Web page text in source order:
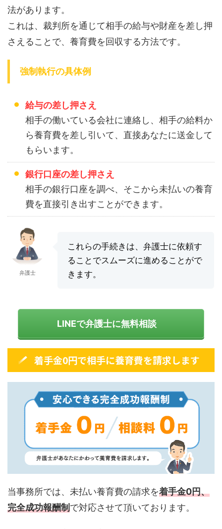
法があります。
これは、裁判所を通じて相手の給与や財産を差し押
さえることで、養育費を回収する方法です。
強制執行の具体例
給与の差し押さえ
相手の働いている会社に連絡し、相手の給料か
ら養育費を差し引いて、直接あなたに送金して
もらいます。
銀行口座の差し押さえ
相手の銀行口座を調べ、そこから未払いの養育
費を直接引き出すことができます。
弁護士
これらの手続きは、弁護士に依頼す
ることでスムーズに進めることがで
きます。
LINEで弁護士に無料相談
着手金0円で相手に養育費を請求します
当事務所では、未払い養育費の請求を着手金0円、
完全成功報酬制で対応させて頂いております。